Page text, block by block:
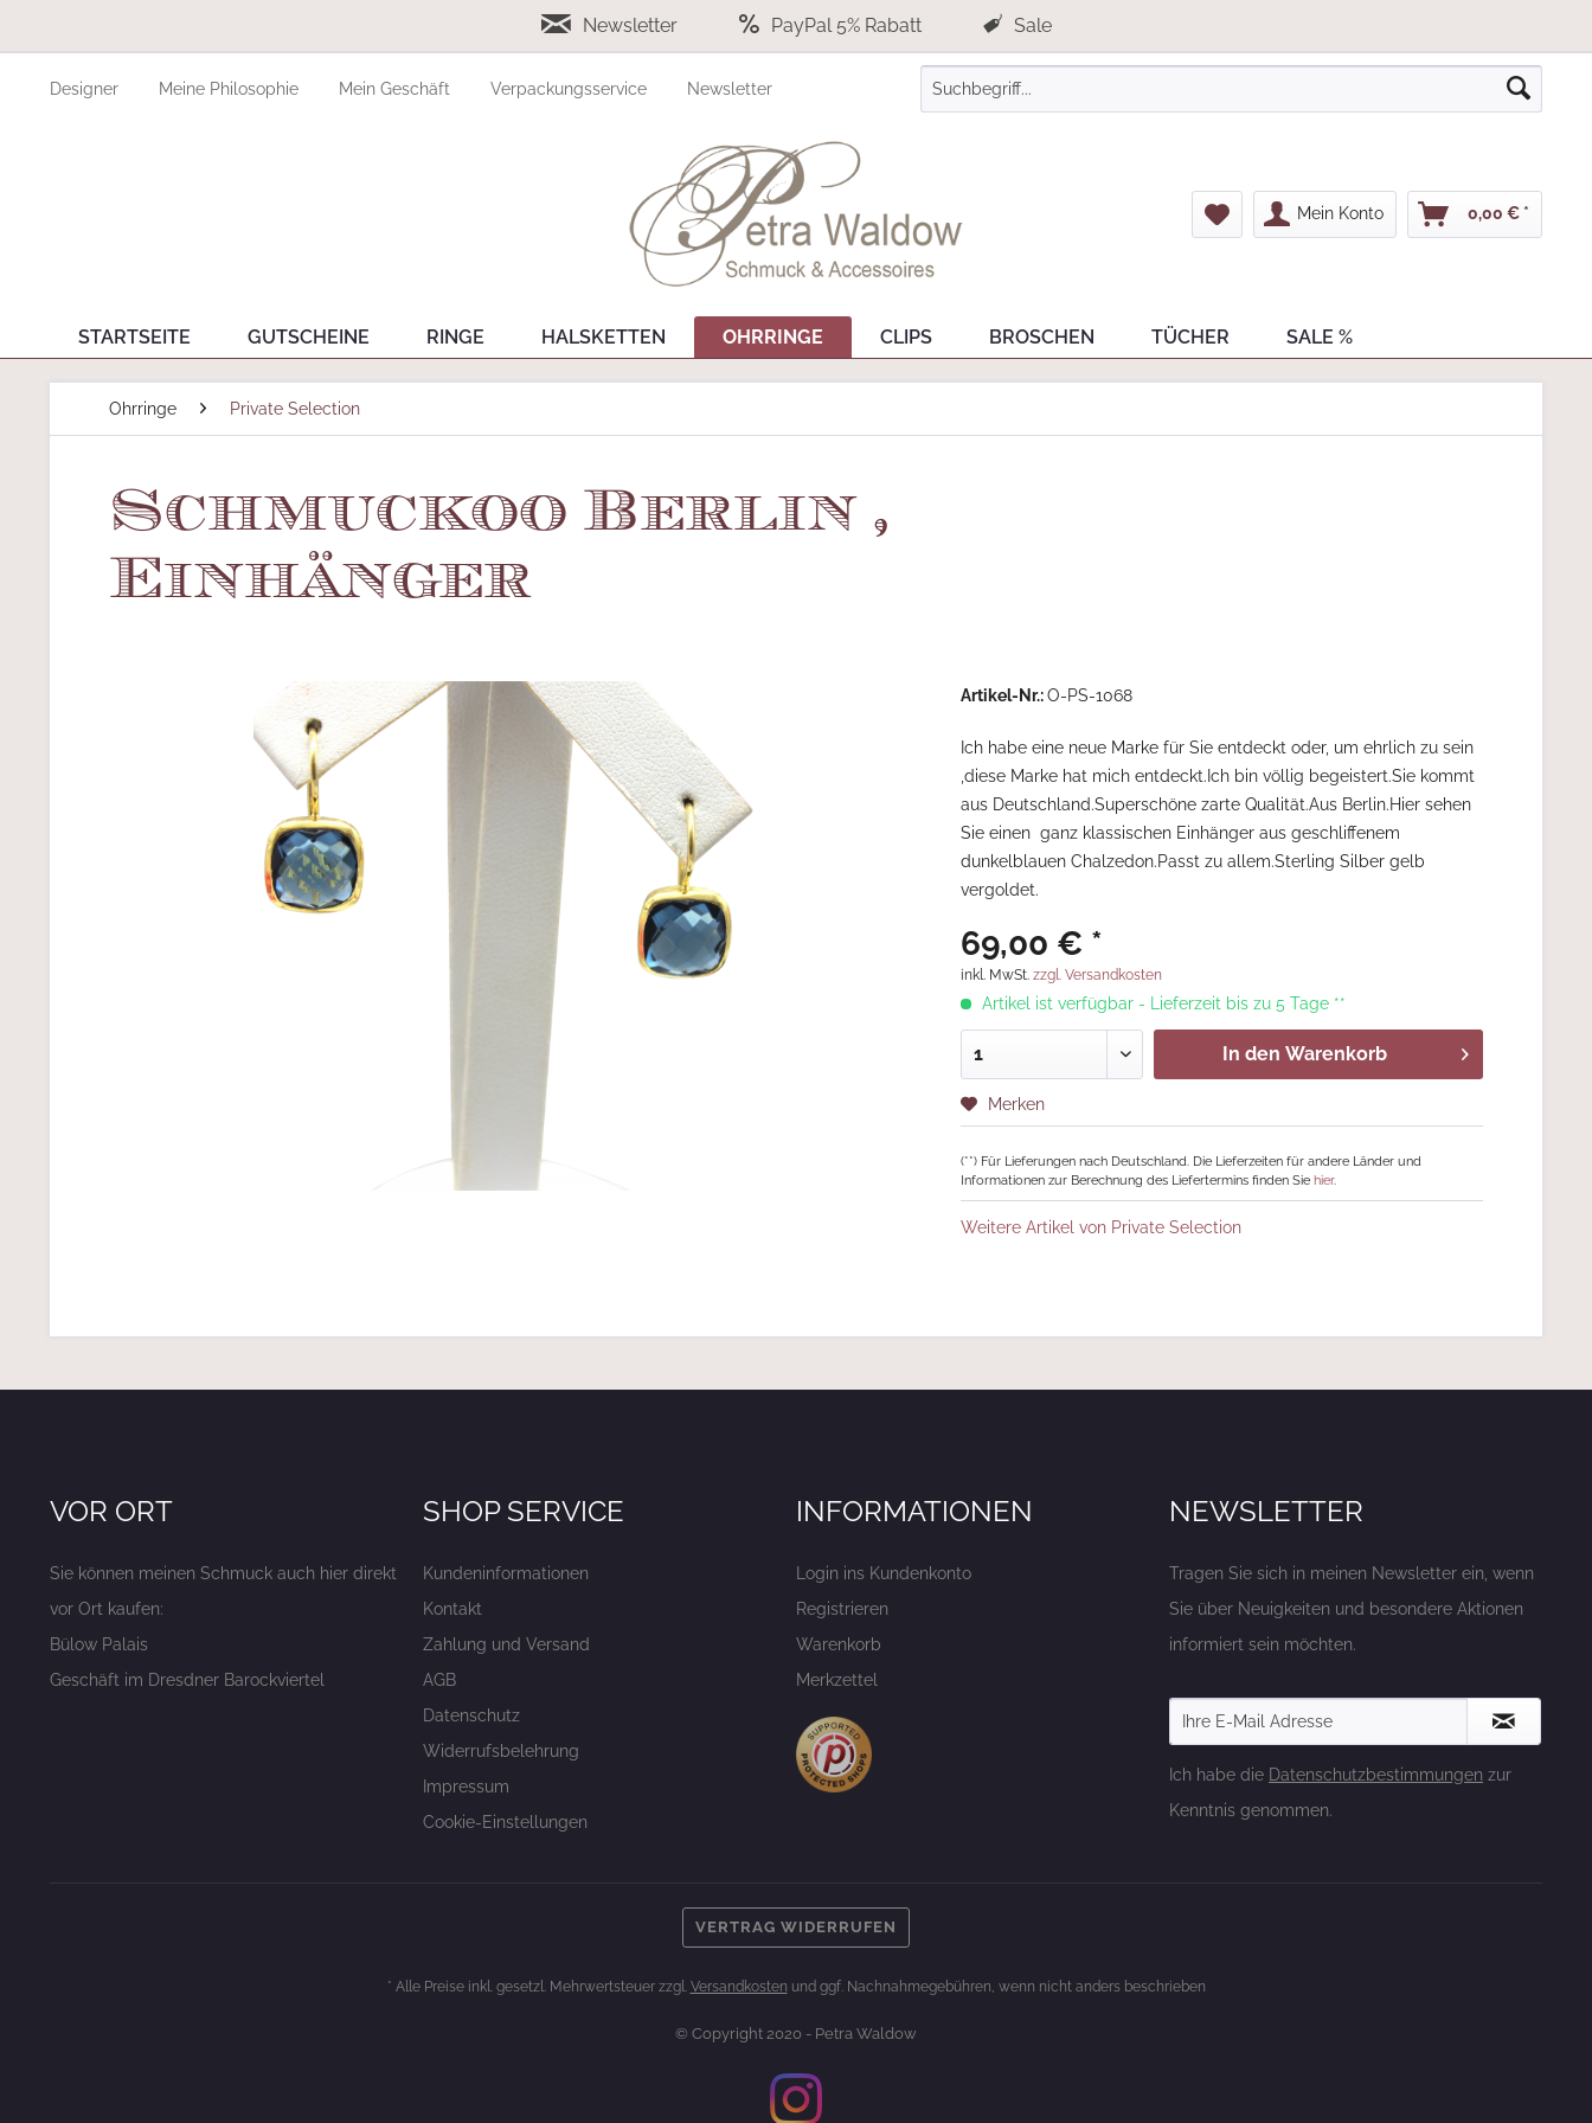
Newsletter PayPal 5% Rabatt Sale
Designer Meine Philosophie Mein Geschäft Verpackungsservice Newsletter
Mein Konto 0,00 € *
STARTSEITE GUTSCHEINE RINGE HALSKETTEN OHRRINGE CLIPS BROSCHEN TÜCHER SALE %
Ohrringe Private Selection
Schmuckoo Berlin ,
Einhänger
Artikel-Nr.:O-PS-1068
Ich habe eine neue Marke für Sie entdeckt oder, um ehrlich zu sein
,diese Marke hat mich entdeckt.Ich bin völlig begeistert.Sie kommt
aus Deutschland.Superschöne zarte Qualität.Aus Berlin.Hier sehen
Sie einen ganz klassischen Einhänger aus geschliffenem
dunkelblauen Chalzedon.Passt zu allem.Sterling Silber gelb
vergoldet.
69,00 € *
inkl. MwSt.zzgl. Versandkosten
Artikel ist verfügbar - Lieferzeit bis zu 5 Tage **
In den Warenkorb
Merken
(**) Für Lieferungen nach Deutschland. Die Lieferzeiten für andere Länder und
Informationen zur Berechnung des Liefertermins finden Siehier.
Weitere Artikel von Private Selection
VOR ORT
Sie können meinen Schmuck auch hier direkt
vor Ort kaufen:
Bülow Palais
Geschäft im Dresdner Barockviertel
SHOP SERVICE
Kundeninformationen
Kontakt
Zahlung und Versand
AGB
Datenschutz
Widerrufsbelehrung
Impressum
Cookie-Einstellungen
INFORMATIONEN
Login ins Kundenkonto
Registrieren
Warenkorb
Merkzettel
NEWSLETTER
Tragen Sie sich in meinen Newsletter ein, wenn
Sie über Neuigkeiten und besondere Aktionen
informiert sein möchten.
Ich habe die Datenschutzbestimmungen zur
Kenntnis genommen.
VERTRAG WIDERRUFEN
* Alle Preise inkl. gesetzl. Mehrwertsteuer zzgl. Versandkosten und ggf. Nachnahmegebühren, wenn nicht anders beschrieben
© Copyright 2020 - Petra Waldow